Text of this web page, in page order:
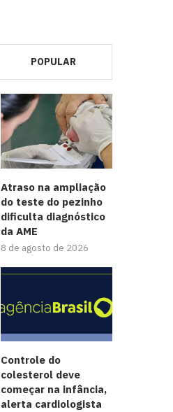
POPULAR
Atraso na ampliação
do teste do pezinho
dificulta diagnóstico
da AME
8 de agosto de 2026
Controle do
colesterol deve
começar na infância,
alerta cardiologista